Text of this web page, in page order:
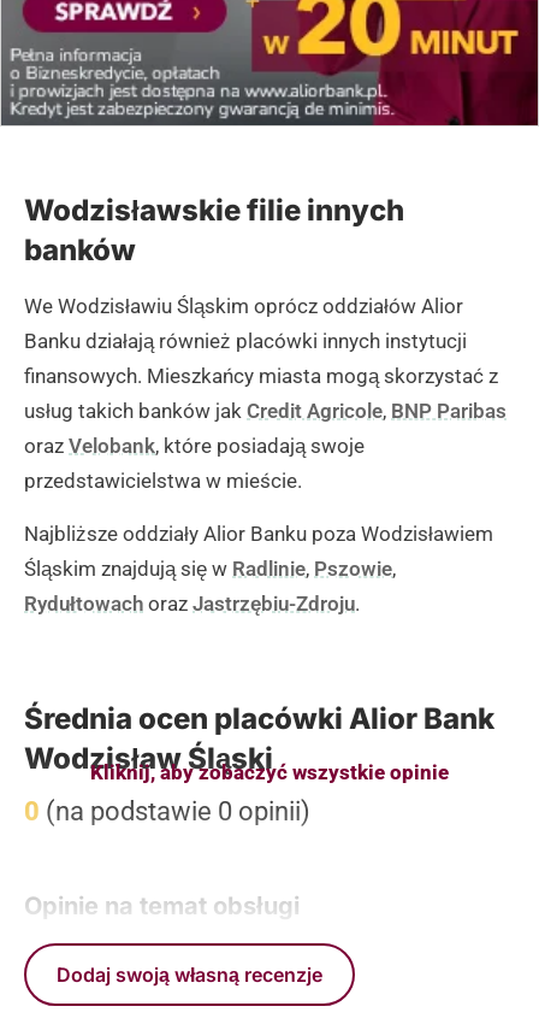
Wodzisławskie filie innych
banków
We Wodzisławiu Śląskim oprócz oddziałów Alior
Banku działają również placówki innych instytucji
finansowych. Mieszkańcy miasta mogą skorzystać z
usług takich banków jak Credit Agricole, BNP Paribas
oraz Velobank, które posiadają swoje
przedstawicielstwa w mieście.
Najbliższe oddziały Alior Banku poza Wodzisławiem
Śląskim znajdują się w Radlinie, Pszowie,
Rydułtowach oraz Jastrzębiu-Zdroju.
Średnia ocen placówki Alior Bank
Wodzisław Śląski
0 (na podstawie 0 opinii)
Opinie na temat obsługi
Kliknij, aby zobaczyć wszystkie opinie
Dodaj swoją własną recenzje